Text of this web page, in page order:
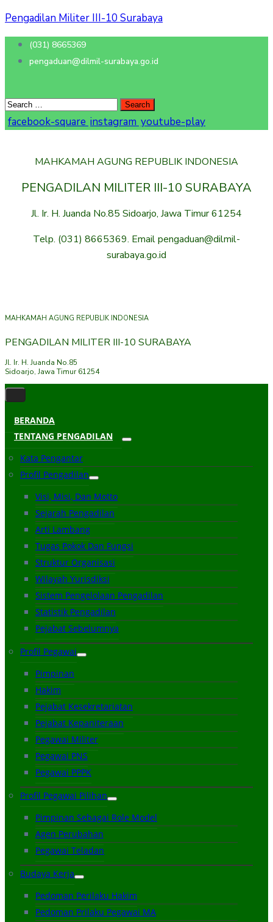
Pengadilan Militer III-10 Surabaya
(031) 8665369
pengaduan@dilmil-surabaya.go.id
facebook-square instagram youtube-play
MAHKAMAH AGUNG REPUBLIK INDONESIA
PENGADILAN MILITER III-10 SURABAYA
Jl. Ir. H. Juanda No.85 Sidoarjo, Jawa Timur 61254
Telp. (031) 8665369. Email pengaduan@dilmil-
surabaya.go.id
MAHKAMAH AGUNG REPUBLIK INDONESIA
PENGADILAN MILITER III-10 SURABAYA
Jl. Ir. H. Juanda No.85
Sidoarjo, Jawa Timur 61254
BERANDA
TENTANG PENGADILAN
Kata Pengantar
Profil Pengadilan
Visi, Misi, Dan Motto
Sejarah Pengadilan
Arti Lambang
Tugas Pokok Dan Fungsi
Struktur Organisasi
Wilayah Yurisdiksi
Sistem Pengelolaan Pengadilan
Statistik Pengadilan
Pejabat Sebelumnya
Profil Pegawai
Pimpinan
Hakim
Pejabat Kesekretariatan
Pejabat Kepaniteraan
Pegawai Militer
Pegawai PNS
Pegawai PPPK
Profil Pegawai Pilihan
Pimpinan Sebagai Role Model
Agen Perubahan
Pegawai Teladan
Budaya Kerja
Pedoman Perilaku Hakim
Pedoman Prilaku Pegawai MA